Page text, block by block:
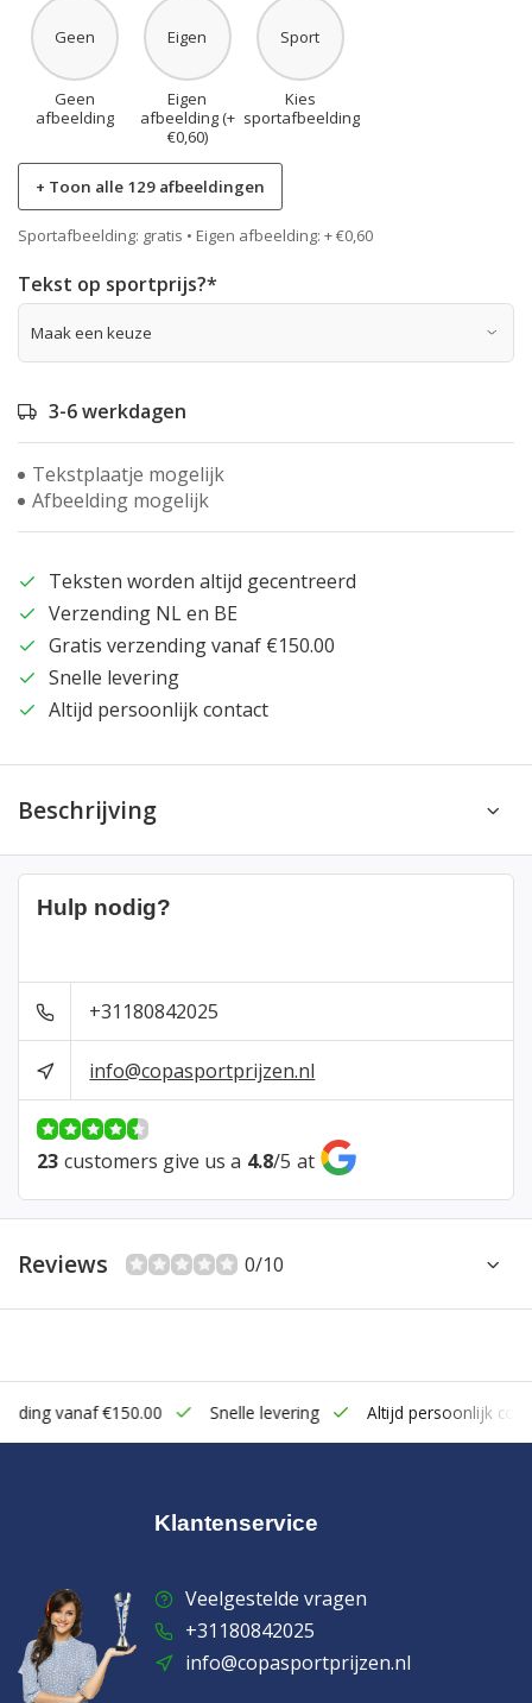
Geen
Geen
afbeelding
Eigen
Eigen
afbeelding (+
€0,60)
Sport
Kies
sportafbeelding
+ Toon alle 129 afbeeldingen
Sportafbeelding: gratis • Eigen afbeelding: + €0,60
Tekst op sportprijs?*
3-6 werkdagen
Tekstplaatje mogelijk
Afbeelding mogelijk
Teksten worden altijd gecentreerd
Verzending NL en BE
Gratis verzending vanaf €150.00
Snelle levering
Altijd persoonlijk contact
Beschrijving
Hulp nodig?
+31180842025
info@copasportprijzen.nl
23 customers give us a 4.8/5 at
Reviews 0/10
vanaf €150.00 Snelle levering Altijd persoonlijk
Klantenservice
Veelgestelde vragen
+31180842025
info@copasportprijzen.nl